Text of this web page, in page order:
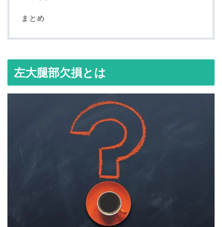
まとめ
左大腿部欠損とは